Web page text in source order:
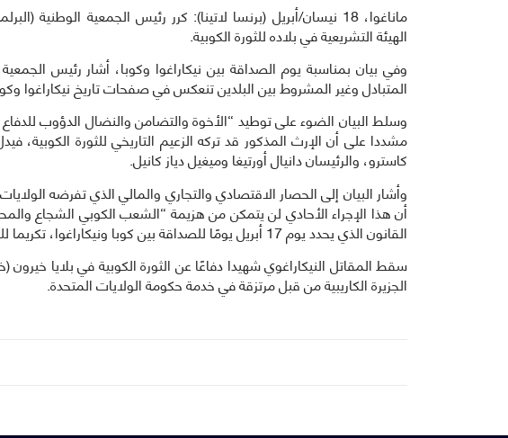
ماناغوا، 18 نيسان/أبريل (برنسا لاتينا): كرر رئيس الجمعية
الهيئة التشريعية في بلاده للثورة الكوبية.
وفي بيان بمناسبة يوم الصداقة بين نيكاراغوا وكوبا، أشار رئيس
المتبادل وغير المشروط بين البلدين تنعكس في صفحات تاريخ نيكاراغوا
وسلط البيان الضوء على توطيد “الأخوة والتضامن والنضال الدؤوب
مشددا على أن الإرث المذكور قد تركه الزعيم التاريخي للثورة الكوبية،
كاسترو، والرئيسان دانيال أورتيغا وميغيل دياز كانيل.
وأشار البيان إلى الحصار الاقتصادي والتجاري والمالي الذي تفرضه
القانون الذي يحدد يوم 17 أبريل يومًا للصداقة بين كوبا ونيكاراغوا، تكريما للطيار كارلوس أولوا.
الجزيرة الكاريبية من قبل مرتزقة في خدمة حكومة الولايات المتحدة.